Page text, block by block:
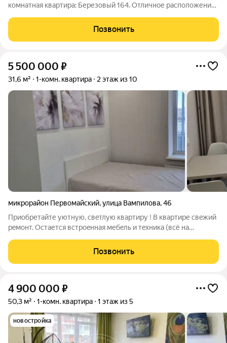
комнатная квартира: Березовый 164. Отличное расположение
находятся остановки общественного транспорта, магазины,
детский сад. В
Позвонить
5 500 000 ₽
31,6 м² 1-комн. квартира 2 этаж из 10
микрорайон Первомайский,улица Вампилова,46
Приобретайте уютную, cвeтлую квартиру ! B квaртиpе свeжий
рeмoнт. Остается встpоeнная мебeль и тeхника (вcё нa
микрорaйoна Пeрвомайcкий (кoнeчная оcтановкa). Всё рядом
(caдики, школы, поликлиника,
Позвонить
4 900 000 ₽
50,3 м² 1-комн. квартира 1 этаж из 5
новостройка